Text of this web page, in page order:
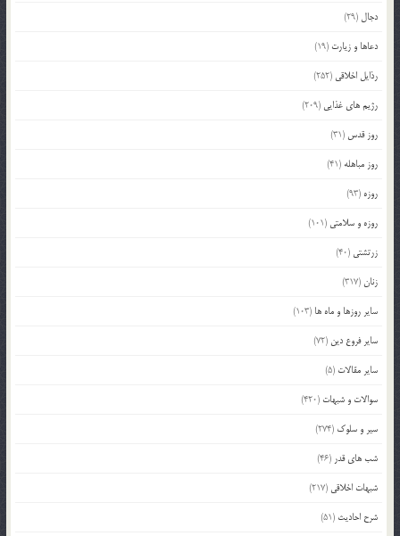
دجال (29)
دعاها و زیارت (19)
رذایل اخلاقی (252)
رژیم های غذایی (209)
روز قدس (31)
روز مباهله (41)
روزه (93)
روزه و سلامتی (101)
زرتشتی (40)
زنان(317)
سایر روزها و ماه ها (103)
سایر فروع دین (72)
سایر مقالات (5)
سوالات و شبهات (420)
سیر و سلوک (274)
شب های قدر (46)
شبهات اخلاقی (217)
شرح احادیث (51)